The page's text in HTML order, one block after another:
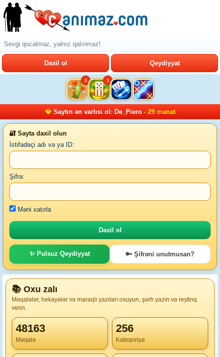
Sevgi qocalmaz, yalnız qalınmaz!
Daxil ol Qeydiyyat
2 1
💎 Saytın ən varlısı ol : De_Piero- 29 manat
🔐 Sayta daxil olun
İstifadəçi adı və ya ID:
Şifrə:
Məni xatırla
✨ Pulsuz Qeydiyyat 🔑 Şifrəni unutmusan?
📚 Oxu zalı
Məqalələr, hekayələr və maraqlı yazıları oxuyun, şərh yazın və reytinq
verin.
48163
Məqalə
256
Kateqoriya